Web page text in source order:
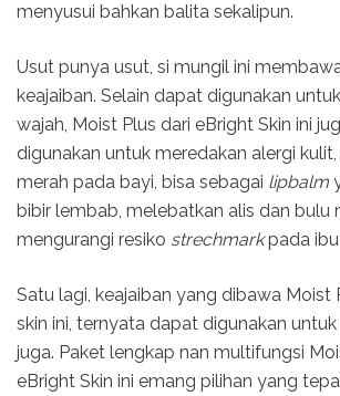
menyusui bahkan balita sekalipun.
Usut punya usut, si mungil ini
keajaiban. Selain dapat digunakan
wajah, Moist Plus dari eBright Skin ini
digunakan untuk meredakan alergi
merah pada bayi, bisa sebagai lipbalm
bibir lembab, melebatkan alis dan bulu
mengurangi resiko strechmarkpada
Satu lagi, keajaiban yang dibawa Moist
skin ini, ternyata dapat digunakan
juga. Paket lengkap nan multifungsi
eBright Skin ini emang pilihan yang